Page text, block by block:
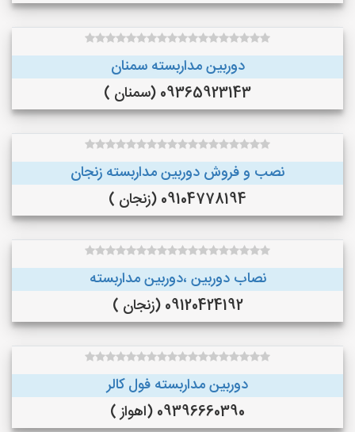
دوربین مداربسته سمنان
09365923143 (سمنان )
نصب و فروش دوربین مداربسته زنجان
09104778194 (زنجان )
نصاب دوربین ،دوربین مداربسته
09120424192 (زنجان )
دوربین مداربسته فول کالر
09396660390 (اهواز )